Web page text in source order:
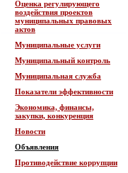
Оценка регулирующего
воздействия проектов
муниципальных правовых
актов
Муниципальные услуги
Муниципальный контроль
Муниципальная служба
Показатели эффективности
Экономика, финансы,
закупки, конкуренция
Новости
Объявления
Противодействие коррупции